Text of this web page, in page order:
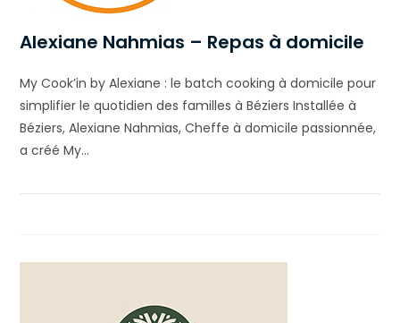
Alexiane Nahmias – Repas à domicile
My Cook’in by Alexiane : le batch cooking à domicile pour
simplifier le quotidien des familles à Béziers Installée à
Béziers, Alexiane Nahmias, Cheffe à domicile passionnée,
a créé My…